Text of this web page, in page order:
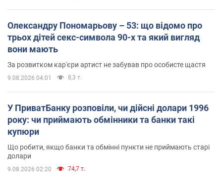
Олександру Пономарьову – 53: що відомо про
трьох дітей секс-символа 90-х та який вигляд
вони мають
За розвитком кар'єри артист не забував про особисте щастя
9.08.2026 04:01 8,3 т.
У ПриватБанку розповіли, чи дійсні долари 1996
року: чи приймають обмінники та банки такі
купюри
Що робити, якщо банки та обмінні пункти не приймають старі
долари
9.08.2026 02:20 74,7 т.